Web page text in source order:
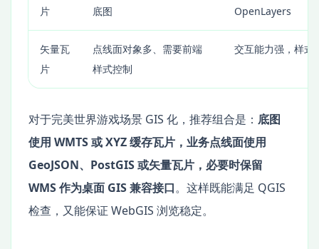
片
底图
OpenLayers
矢量瓦
片
点线面对象多、需要前端
样式控制
交互能力强，样式
对于完美世界游戏场景 GIS 化，推荐组合是： 底图
使用 WMTS 或 XYZ 缓存瓦片，业务点线面使用
GeoJSON、PostGIS 或矢量瓦片，必要时保留
WMS 作为桌面 GIS 兼容接口。这样既能满足 QGIS
检查，又能保证 WebGIS 浏览稳定。